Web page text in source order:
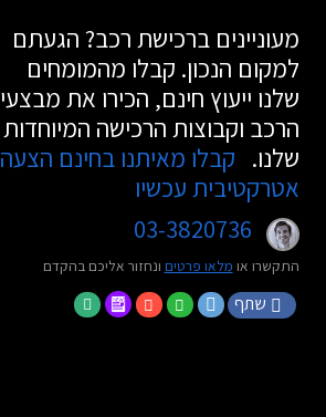
מעוניינים ברכישת רכב? הגעתם
למקום הנכון. קבלו מהמומחים
שלנו ייעוץ חינם, הכירו את מבצעי
הרכב וקבוצות הרכישה המיוחדות
שלנו. קבלו מאיתנו בחינם הצעה
אטרקטיבית עכשיו
03-3820736
התקשרו או מלאו פרטים ונחזור אליכם בהקדם
שתף